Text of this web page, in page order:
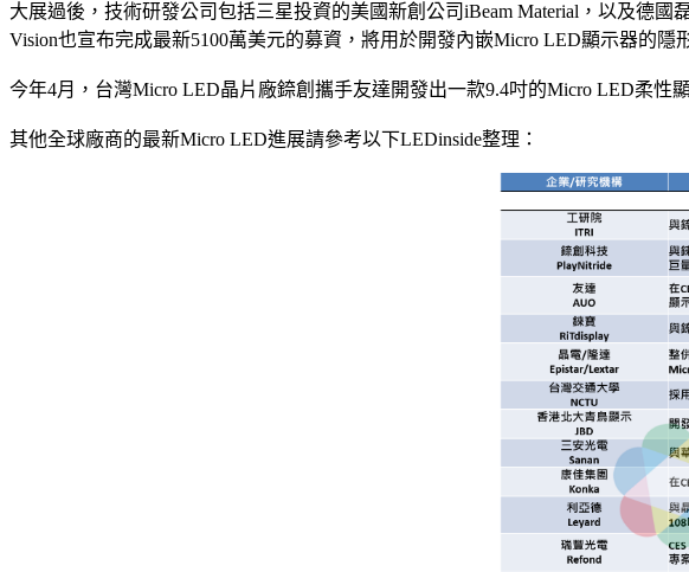
大展過後，技術研發公司包括三星投資的美國新創公司iBeam Material，以及德
Vision也宣布完成最新5100萬美元的募資，將用於開發內嵌Micro LED顯示器的隱
今年4月，台灣Micro LED晶片廠錼創攜手友達開發出一款9.4吋的Micro LED柔性
其他全球廠商的最新Micro LED進展請參考以下LEDinside整理：